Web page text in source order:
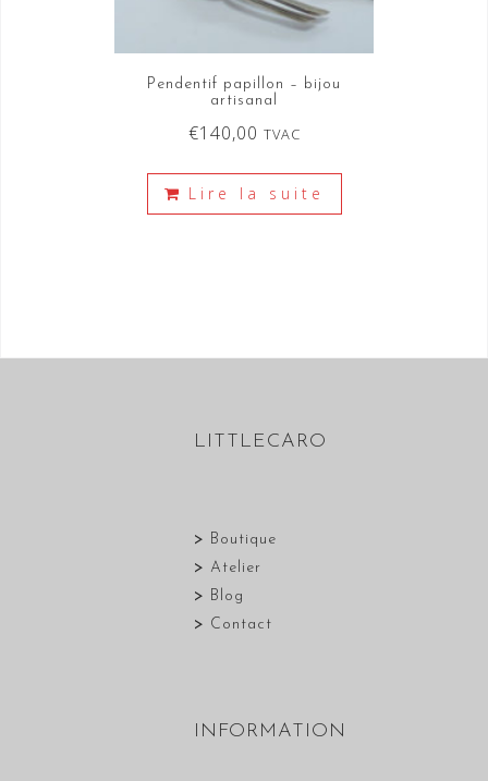
Pendentif papillon – bijou
artisanal
€140,00 TVAC
Lire la suite
LITTLECARO
> Boutique
> Atelier
> Blog
> Contact
INFORMATION